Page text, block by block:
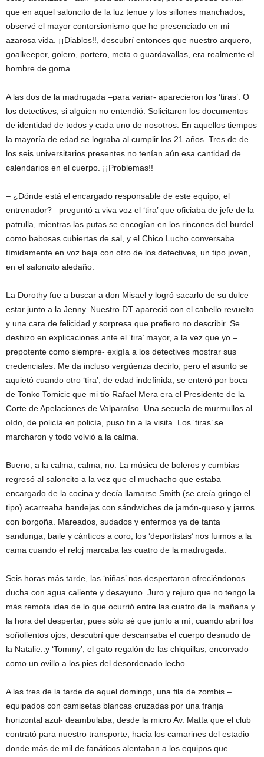
que en aquel saloncito de la luz tenue y los sillones manchados,
observé el mayor contorsionismo que he presenciado en mi
azarosa vida. ¡¡Diablos!!, descubrí entonces que nuestro arquero,
goalkeeper, golero, portero, meta o guardavallas, era realmente el
hombre de goma.
A las dos de la madrugada –para variar- aparecieron los ‘tiras’. O
los detectives, si alguien no entendió. Solicitaron los documentos
de identidad de todos y cada uno de nosotros. En aquellos tiempos
la mayoría de edad se lograba al cumplir los 21 años. Tres de de
los seis universitarios presentes no tenían aún esa cantidad de
calendarios en el cuerpo. ¡¡Problemas!!
– ¿Dónde está el encargado responsable de este equipo, el
entrenador? –preguntó a viva voz el ‘tira’ que oficiaba de jefe de la
patrulla, mientras las putas se encogían en los rincones del burdel
como babosas cubiertas de sal, y el Chico Lucho conversaba
tímidamente en voz baja con otro de los detectives, un tipo joven,
en el saloncito aledaño.
La Dorothy fue a buscar a don Misael y logró sacarlo de su dulce
estar junto a la Jenny. Nuestro DT apareció con el cabello revuelto
y una cara de felicidad y sorpresa que prefiero no describir. Se
deshizo en explicaciones ante el ‘tira’ mayor, a la vez que yo –
prepotente como siempre- exigía a los detectives mostrar sus
credenciales. Me da incluso vergüenza decirlo, pero el asunto se
aquietó cuando otro ‘tira’, de edad indefinida, se enteró por boca
de Tonko Tomicic que mi tío Rafael Mera era el Presidente de la
Corte de Apelaciones de Valparaíso. Una secuela de murmullos al
oído, de policía en policía, puso fin a la visita. Los ‘tiras’ se
marcharon y todo volvió a la calma.
Bueno, a la calma, calma, no. La música de boleros y cumbias
regresó al saloncito a la vez que el muchacho que estaba
encargado de la cocina y decía llamarse Smith (se creía gringo el
tipo) acarreaba bandejas con sándwiches de jamón-queso y jarros
con borgoña. Mareados, sudados y enfermos ya de tanta
sandunga, baile y cánticos a coro, los ‘deportistas’ nos fuimos a la
cama cuando el reloj marcaba las cuatro de la madrugada.
Seis horas más tarde, las ‘niñas’ nos despertaron ofreciéndonos
ducha con agua caliente y desayuno. Juro y rejuro que no tengo la
más remota idea de lo que ocurrió entre las cuatro de la mañana y
la hora del despertar, pues sólo sé que junto a mí, cuando abrí los
soñolientos ojos, descubrí que descansaba el cuerpo desnudo de
la Natalie..y ‘Tommy’, el gato regalón de las chiquillas, encorvado
como un ovillo a los pies del desordenado lecho.
A las tres de la tarde de aquel domingo, una fila de zombis –
equipados con camisetas blancas cruzadas por una franja
horizontal azul- deambulaba, desde la micro Av. Matta que el club
contrató para nuestro transporte, hacia los camarines del estadio
donde más de mil de fanáticos alentaban a los equipos que